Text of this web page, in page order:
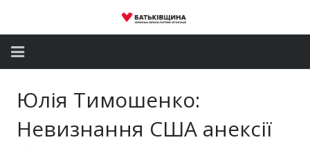
Юлія Тимошенко:
Невизнання США анексії